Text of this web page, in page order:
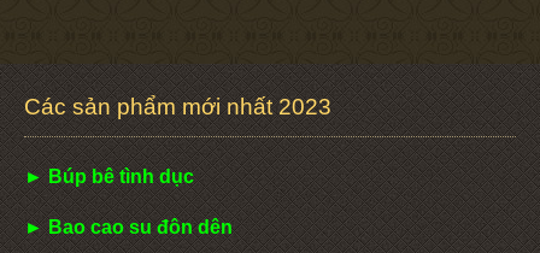
Các sản phẩm mới nhất 2023
► Búp bê tình dục
► Bao cao su đôn dên